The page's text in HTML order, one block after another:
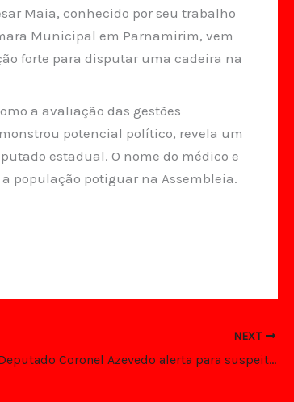
Maia, conhecido por seu trabalho
Municipal em Parnamirim, vem
forte para disputar uma cadeira na
a avaliação das gestões
potencial político, revela um
estadual. O nome do médico e
população potiguar na Assembleia.
NEXT
Deputado Coronel Azevedo alerta para suspeitas em obra de hospital do Governo do PT e cobra transparência